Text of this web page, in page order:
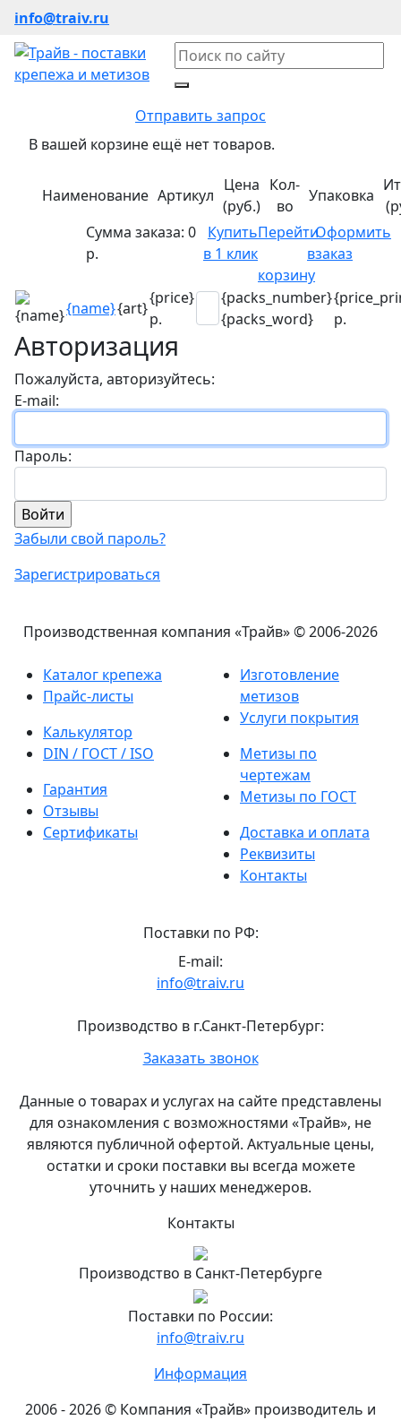
info@traiv.ru
Отправить запрос
В вашей корзине ещё нет товаров.
Наименование Артикул
Цена
(руб.)
Кол-
во
Упаковка
Сумма заказа: 0
р.
Купить
в 1 клик
Перейти
в
корзину
Оформить
заказ
{name}{art}
{price}
р.
{packs_number}
{packs_word}
р.
Авторизация
Пожалуйста, авторизуйтесь:
E-mail:
Пароль:
Забыли свой пароль?
Зарегистрироваться
Производственная компания «Трайв»© 2006-2026
Каталог крепежа
Прайс-листы
Калькулятор
DIN / ГОСТ / ISO
Гарантия
Отзывы
Сертификаты
Изготовление
метизов
Услуги покрытия
Метизы по
чертежам
Метизы по ГОСТ
Доставка и оплата
Реквизиты
Контакты
Поставки по РФ:
E-mail:
info@traiv.ru
Производство в г.Санкт-Петербург:
Заказать звонок
Данные о товарах и услугах на сайте представлены
для ознакомления с возможностями «Трайв», не
являются публичной офертой. Актуальные цены,
остатки и сроки поставки вы всегда можете
уточнить у наших менеджеров.
и
склад
«Трайв»
Контакты
Производство в Санкт-Петербурге
Поставки по России:
info@traiv.ru
Информация
2006 - 2026 © Компания «Трайв» производитель и